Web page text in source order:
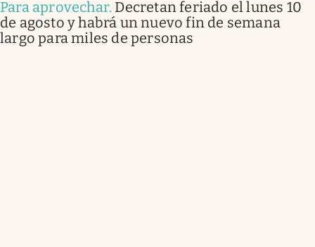
Para aprovechar. Decretan feriado el lunes 10
de agosto y habrá un nuevo fin de semana
largo para miles de personas